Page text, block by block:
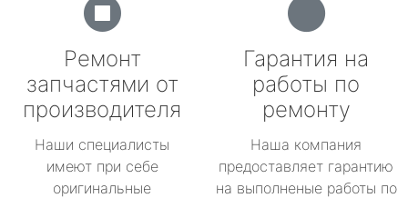
Ремонт
запчастями от
производителя
Наши специалисты
имеют при себе
оригинальные
Гарантия на
работы по
ремонту
Наша компания
предоставляет гарантию
на выполненые работы по